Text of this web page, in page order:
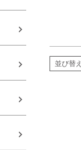
並び替え